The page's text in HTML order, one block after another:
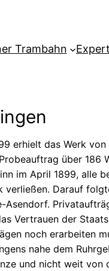
Trambahn
erhielt das Werk
über 186
im April 1899, alle
verließen. Darauf
Asendorf.
Vertrauen der
noch erarbeiten
nahe dem
und nicht weit von